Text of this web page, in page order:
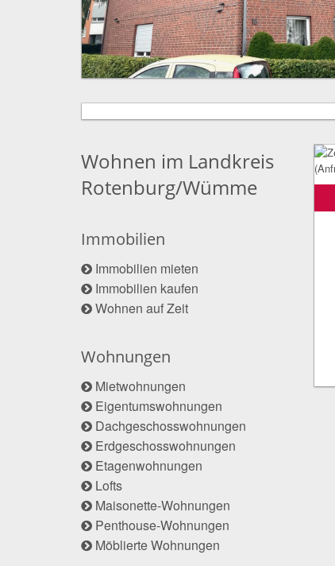
Wohnen im Landkreis
Rotenburg/Wümme
Immobilien
Immobilien mieten
Immobilien kaufen
Wohnen auf Zeit
Wohnungen
Mietwohnungen
Eigentumswohnungen
Dachgeschosswohnungen
Erdgeschosswohnungen
Etagenwohnungen
Lofts
Maisonette-Wohnungen
Penthouse-Wohnungen
Möblierte Wohnungen